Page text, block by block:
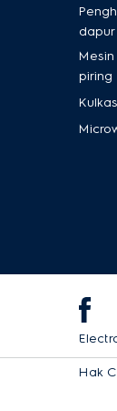
dapur
piring
Kulkas
Hak